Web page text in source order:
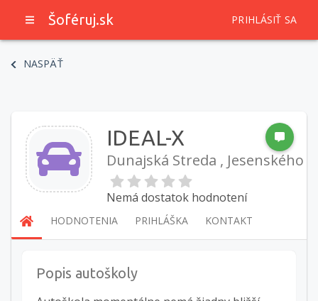
Šoféruj.sk PRIHLÁSIŤ SA
NASPÄŤ
IDEAL-X
Dunajská Streda , Jesenského
Nemá dostatok hodnotení
HODNOTENIA PRIHLÁŠKA KONTAKT
Popis autoškoly